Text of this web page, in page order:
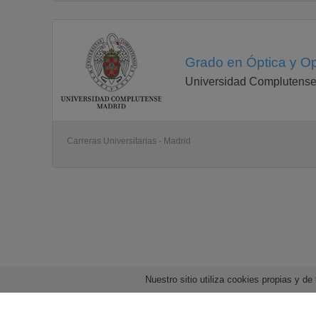
Nuestro sitio utiliza cookies propias y
Grado en Óptica y
Universidad
Carreras Universitarias - Madrid